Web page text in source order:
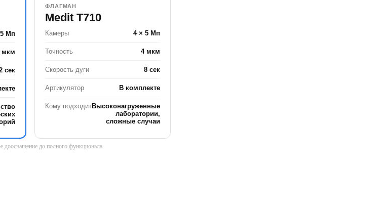
Мп
мкм
сек
ФЛАГМАН
Medit T710
Камеры 4 × 5 Мп
Точность 4 мкм
Скорость дуги 8 сек
Артикулятор В комплекте
Кому подходитВысоконагруженные
лаборатории,
сложные случаи
дооснащение до полного функционала